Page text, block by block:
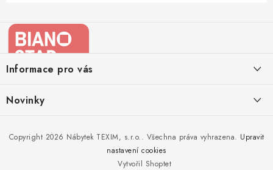
aInformace pro vás
Kontakty
Doprava nábytku k Vám
Novinky
to!
Vytvořil Shoptet
Copyright 2026 Nábytek TEXIM, s.r.o.. Všechna práva vyhrazena. Upravit
nastavení cookies